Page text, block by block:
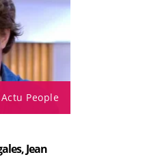
Actu People
Jean